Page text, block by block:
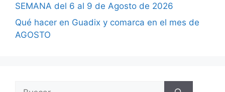
SEMANA del 6 al 9 de Agosto de 2026
Qué hacer en Guadix y comarca en el mes de
AGOSTO
Buscar: